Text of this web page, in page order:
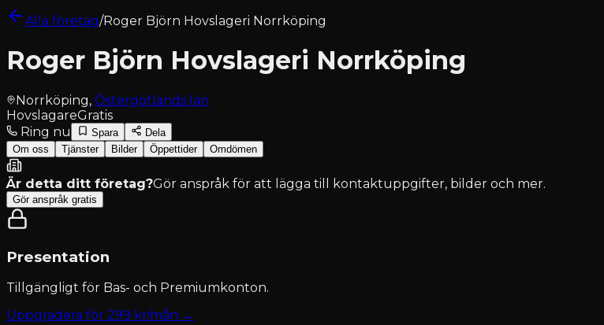
Alla företag/Roger Björn Hovslageri Norrköping
Roger Björn Hovslageri Norrköping
Norrköping, Östergötlands län
HovslagareGratis
Ring nu
Spara
Dela
Om oss
Tjänster Bilder Öppettider Omdömen
Är detta ditt företag?Gör anspråk för att lägga till kontaktuppgifter, bilder och mer.
Gör anspråk gratis
Presentation
Tillgängligt för Bas- och Premiumkonton.
Uppgradera för 299 kr/mån →